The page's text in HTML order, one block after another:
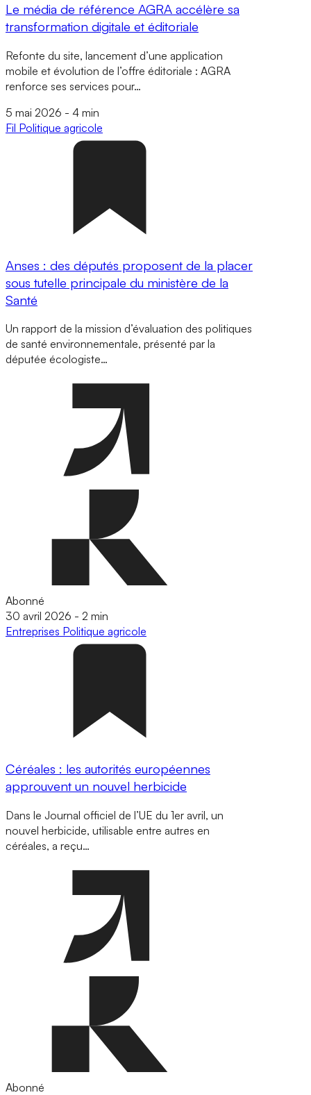
Le média de référence AGRA accélère sa
transformation digitale et éditoriale
Refonte du site, lancement d’une application
mobile et évolution de l’offre éditoriale : AGRA
renforce ses services pour…
5 mai 2026 - 4 min
Fil Politique agricole
Anses : des députés proposent de la placer
sous tutelle principale du ministère de la
Santé
Un rapport de la mission d’évaluation des politiques
de santé environnementale, présenté par la
députée écologiste…
Abonné
30 avril 2026 - 2 min
Entreprises Politique agricole
Céréales : les autorités européennes
approuvent un nouvel herbicide
Dans le Journal officiel de l’UE du 1er avril, un
nouvel herbicide, utilisable entre autres en
céréales, a reçu…
Abonné